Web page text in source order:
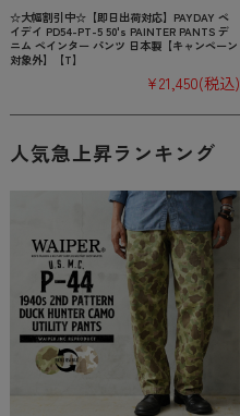
☆大幅割引中☆【即日出荷対応】PAYDAY ペ
イデイ PD54-PT-5 50's PAINTER PANTS デ
ニム ペインター パンツ 日本製【キャンペーン
対象外】【T】
¥21,450(税込)
人気急上昇ランキング